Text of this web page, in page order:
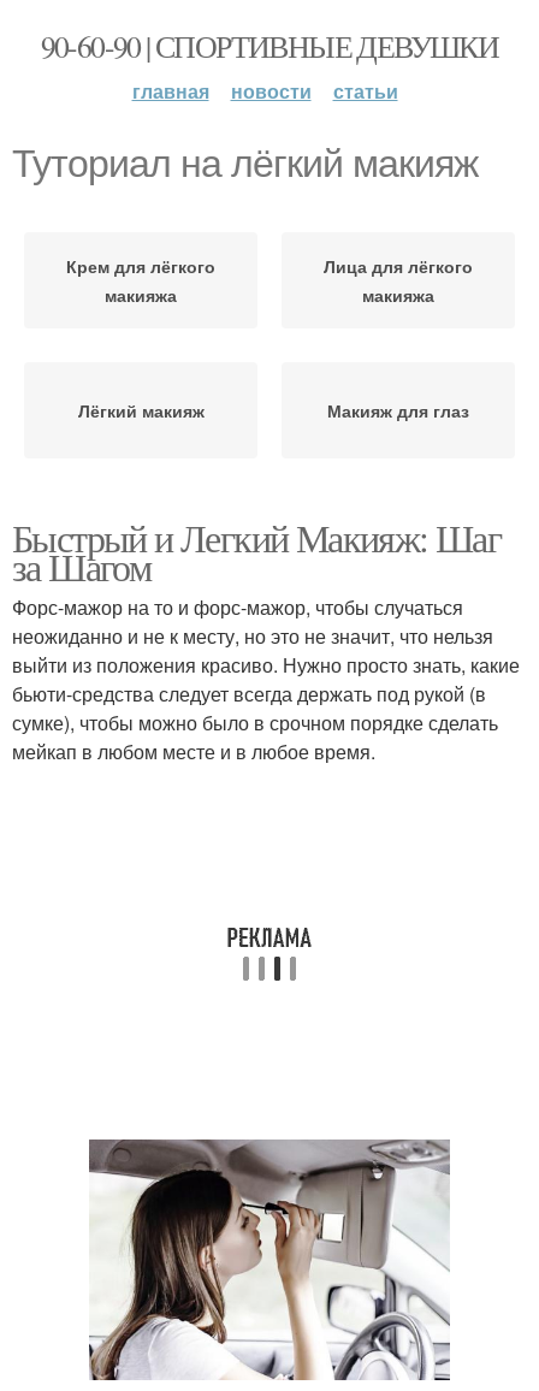
90-60-90 | СПОРТИВНЫЕ ДЕВУШКИ
главная новости статьи
Туториал на лёгкий макияж
Крем для лёгкого
макияжа
Лица для лёгкого
макияжа
Лёгкий макияж Макияж для глаз
Быстрый и Легкий Макияж: Шаг
за Шагом
Форс-мажор на то и форс-мажор, чтобы случаться
неожиданно и не к месту, но это не значит, что нельзя
выйти из положения красиво. Нужно просто знать, какие
бьюти-средства следует всегда держать под рукой (в
сумке), чтобы можно было в срочном порядке сделать
мейкап в любом месте и в любое время.